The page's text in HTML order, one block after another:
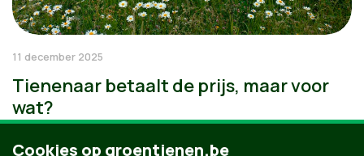
11 december 2025
Tienenaar betaalt de prijs, maar voor
wat?
Cookies op groentienen.be